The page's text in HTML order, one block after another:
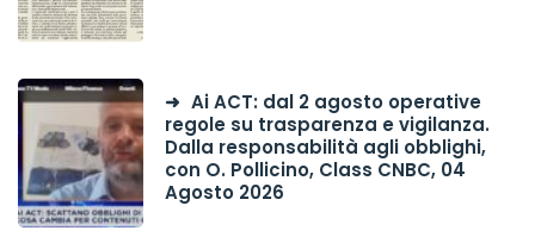
Ai ACT: dal 2 agosto operative
regole su trasparenza e vigilanza.
Dalla responsabilità agli obblighi,
con O. Pollicino, Class CNBC, 04
Agosto 2026